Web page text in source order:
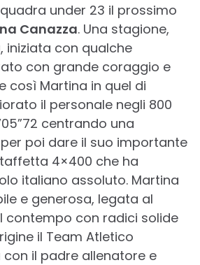
under 23 il prossimo
Canazza. Una stagione,
iniziata con qualche
con grande coraggio e
così Martina in quel di
il personale negli 800
centrando una
poi dare il suo importante
4×400 che ha
italiano assoluto. Martina
e generosa, legata al
contempo con radici solide
il Team Atletico
con il padre allenatore e